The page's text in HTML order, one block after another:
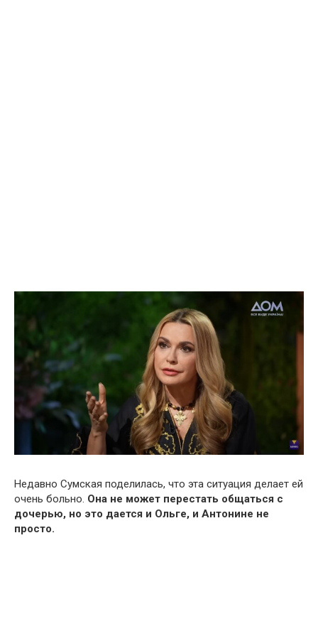
Недавно Сумская поделилась, что эта ситуация делает ей
очень больно. Она не может перестать общаться с
дочерью, но это дается и Ольге, и Антонине не
просто.